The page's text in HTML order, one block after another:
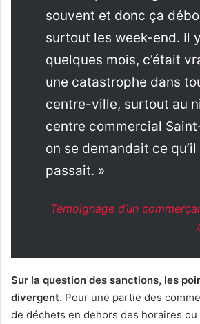
souvent et donc ça
surtout les week-end. Il
quelques mois, c’était
une catastrophe dans
centre-ville, surtout au
centre commercial
on se demandait ce qu’il
passait. »
Témoignage d’un
Sur la question des sanctions, les
divergent. Pour une partie des
de déchets en dehors des horaires